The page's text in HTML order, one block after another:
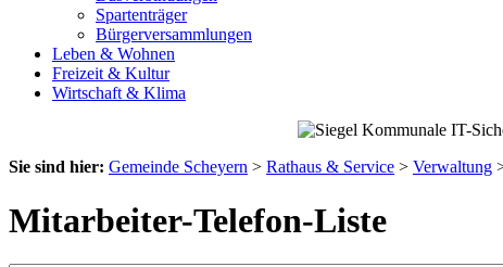
Spartenträger
Bürgerversammlungen
Leben & Wohnen
Freizeit & Kultur
Wirtschaft & Klima
Sie sind hier: Gemeinde Scheyern > Rathaus & Service > Verwaltung
Mitarbeiter-Telefon-Liste